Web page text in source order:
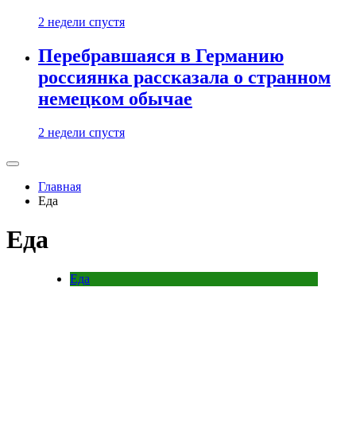
2 недели спустя
Перебравшаяся в Германию
россиянка рассказала о странном
немецком обычае
2 недели спустя
Главная
Еда
Еда
Еда